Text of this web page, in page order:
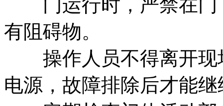
门运行时，严禁在门
有阻碍物。
操作人员不得离开现
电源，故障排除后才能